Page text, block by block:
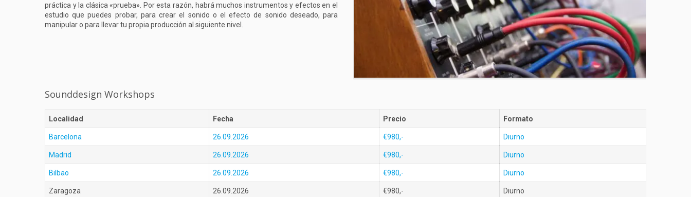
práctica y la clásica «prueba». Por esta razón, habrá muchos instrumentos y efectos en el
estudio que puedes probar, para crear el sonido o el efecto de sonido deseado, para
manipular o para llevar tu propia producción al siguiente nivel.
Sounddesign Workshops
Localidad Fecha Precio Formato
Barcelona 26.09.2026 €980,- Diurno
Madrid 26.09.2026 €980,- Diurno
Bilbao 26.09.2026 €980,- Diurno
Zaragoza 26.09.2026 €980,- Diurno